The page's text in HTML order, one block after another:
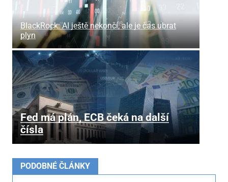
BlackRock: AI ještě nekončí, ale je čas ubrat
plyn
Fed má plán, ECB čeká na další
čísla
PODOBNÉ ČLÁNKY